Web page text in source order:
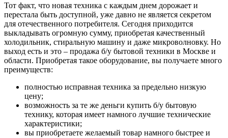
Тот факт, что новая техника с каждым днем дорожает и
перестала быть доступной, уже давно не является секретом
для отечественного потребителя. Сегодня приходится
выкладывать огромную сумму, приобретая качественный
холодильник, стиральную машину и даже микроволновку. Но
выход есть и это – продажа б/у бытовой техники в Москве и
области. Приобретая такое оборудование, вы получаете много
преимуществ:
полностью исправная техника за предельно низкую
цену;
возможность за те же деньги купить б/у бытовую
технику, которая имеет намного лучшие технические
характеристики;
вы приобретаете желаемый товар намного быстрее и